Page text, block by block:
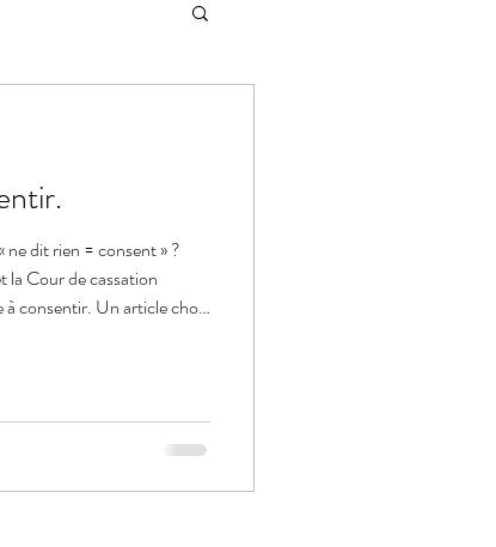
ne dit rien = consent » ?
la Cour de cassation
à consentir. Un article choc